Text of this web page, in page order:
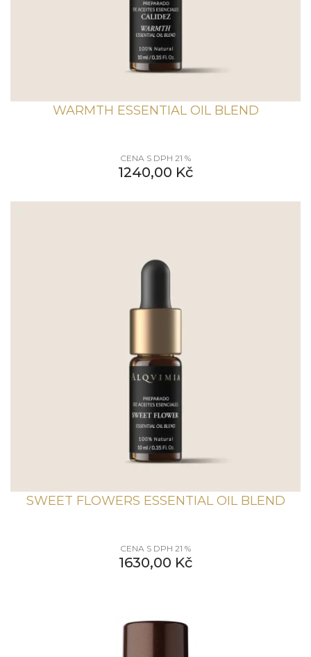
WARMTH ESSENTIAL OIL BLEND
CENA S DPH 21 %
1240,00 Kč
SWEET FLOWERS ESSENTIAL OIL BLEND
CENA S DPH 21 %
1630,00 Kč